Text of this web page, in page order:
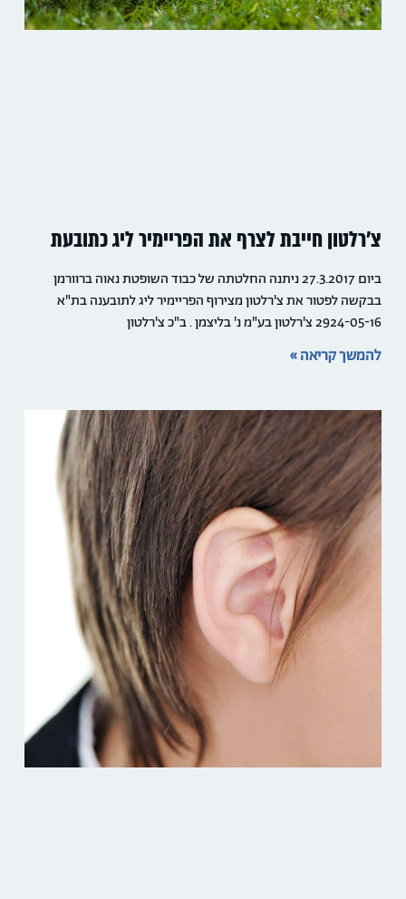
צ'רלטון חייבת לצרף את הפריימיר ליג כתובעת
ביום 27.3.2017 ניתנה החלטתה של כבוד השופטת נאוה ברוורמן
בבקשה לפטור את צ'רלטון מצירוף הפריימיר ליג לתובענה בת"א
2924-05-16 צ'רלטון בע"מ נ' בליצמן . ב"כ צ'רלטון
להמשך קריאה »